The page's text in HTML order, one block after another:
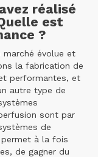
réalisé
est
?
marché évolue et
la fabrication de
performantes, et
autre type de
sont par
de
à la fois
de gagner du